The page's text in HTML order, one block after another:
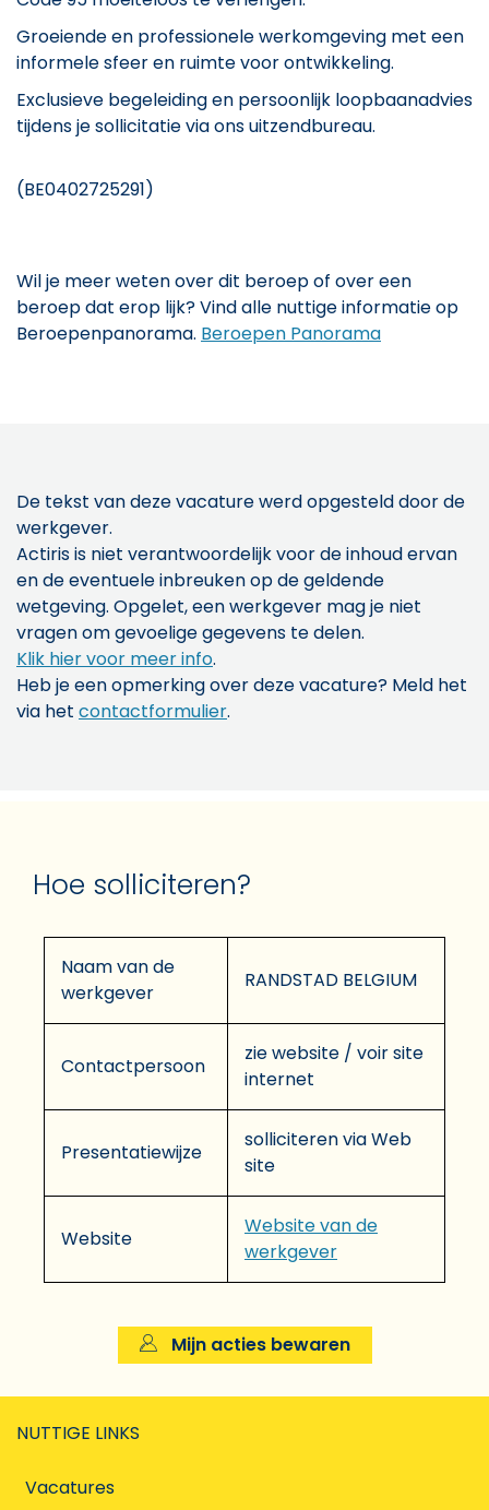
Groeiende en professionele werkomgeving met een
informele sfeer en ruimte voor ontwikkeling.
Exclusieve begeleiding en persoonlijk loopbaanadvies
tijdens je sollicitatie via ons uitzendbureau.
(BE0402725291)
Wil je meer weten over dit beroep of over een
beroep dat erop lijk? Vind alle nuttige informatie op
Beroepenpanorama. Beroepen Panorama
De tekst van deze vacature werd opgesteld door de
werkgever.
Actiris is niet verantwoordelijk voor de inhoud ervan
en de eventuele inbreuken op de geldende
wetgeving. Opgelet, een werkgever mag je niet
vragen om gevoelige gegevens te delen.
Klik hier voor meer info.
Heb je een opmerking over deze vacature? Meld het
via het contactformulier.
Hoe solliciteren?
Naam van de
werkgever
RANDSTAD BELGIUM
Contactpersoon
zie website / voir site
internet
Presentatiewijze
solliciteren via Web
site
Website
Website van de
werkgever
Mijn acties bewaren
NUTTIGE LINKS
Vacatures